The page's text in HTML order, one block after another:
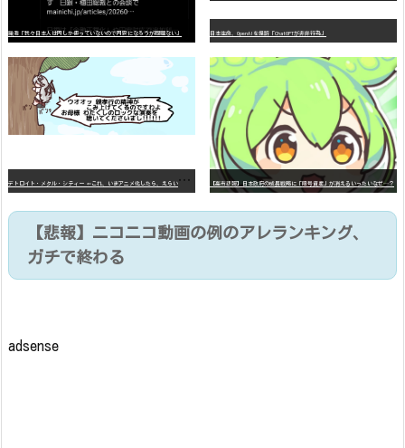
識者「我々日本人は円しか使っていないので円安になろうが問題ない」 日本生命、OpenAIを提訴「ChatGPTが非弁行為」
デ
トロイト・メタル・シティー ⇐これ、いまアニメ化したら、えらいことになってたよな？ 【高市悲報】日本政府の成長戦略に「暗号資産」が消えるいったいなぜ…？
【悲報】ニコニコ動画の例のアレランキング、
ガチで終わる
adsense